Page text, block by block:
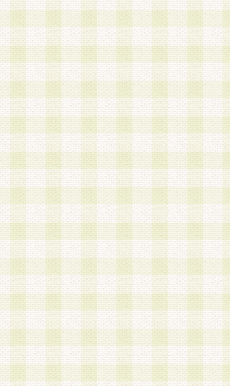
いかなる虚偽の申告をも行ってはならないものと
4.会員は、複数のログインＩＤおよびパスワード
いものとします。
第4条 ログインIDおよびパスワードの管理
1.会員は、会員登録後、本サイト内にて本サービ
加する際には、前条に基づき当社から付与された
スワードを使用するものとします。
2.登録の際に当社が付与したログインIDおよびパ
の使用に関しては、全て会員本人がその責任を負
3.会員は、当社から付与されたログインIDおよび
貸与、名義変更、売買その他形態を問わず第三者
ならないものとします。
4.当社は、会員によるログインIDおよびパスワー
盗用など第三者の利用に伴う損害の発生について
き事由の有無、その他原因の如何を問わず、一切
のとします。
第5条 会員の登録情報
1.当社は、会員の登録情報に含まれる氏名・住所
アドレス等会員個人を識別できる情報を当社が別
シーポリシー
」に基づき適切に取り扱うものとし
は、当該個人情報を以下の各号に定める目的に利
す。なお、これら事項以外の目的で個人情報を利
かじめ会員の同意を得たうえで利用するものとし
a.本サービスの実施または運営
b.本サービスに係る謝礼、景品、調査サンプル品